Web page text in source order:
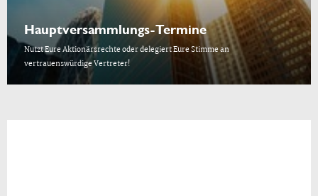
Hauptversammlungs-Termine
Nutzt Eure Aktionärsrechte oder delegiert Eure Stimme an
vertrauenswürdige Vertreter!